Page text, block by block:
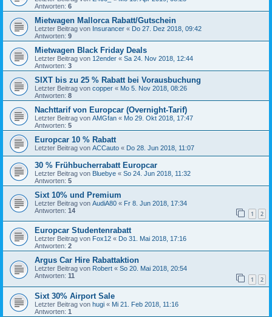
Antworten: 6
Mietwagen Mallorca Rabatt/Gutschein
Letzter Beitrag von Insurancer « Do 27. Dez 2018, 09:42
Antworten: 9
Mietwagen Black Friday Deals
Letzter Beitrag von 12ender « Sa 24. Nov 2018, 12:44
Antworten: 3
SIXT bis zu 25 % Rabatt bei Vorausbuchung
Letzter Beitrag von copper « Mo 5. Nov 2018, 08:26
Antworten: 8
Nachttarif von Europcar (Overnight-Tarif)
Letzter Beitrag von AMGfan « Mo 29. Okt 2018, 17:47
Antworten: 5
Europcar 10 % Rabatt
Letzter Beitrag von ACCauto « Do 28. Jun 2018, 11:07
30 % Frühbucherrabatt Europcar
Letzter Beitrag von Bluebye « So 24. Jun 2018, 11:32
Antworten: 5
Sixt 10% und Premium
Letzter Beitrag von AudiA80 « Fr 8. Jun 2018, 17:34
Antworten: 14 1 2
Europcar Studentenrabatt
Letzter Beitrag von Fox12 « Do 31. Mai 2018, 17:16
Antworten: 2
Argus Car Hire Rabattaktion
Letzter Beitrag von Robert « So 20. Mai 2018, 20:54
Antworten: 11 1 2
Sixt 30% Airport Sale
Letzter Beitrag von hugi « Mi 21. Feb 2018, 11:16
Antworten: 1